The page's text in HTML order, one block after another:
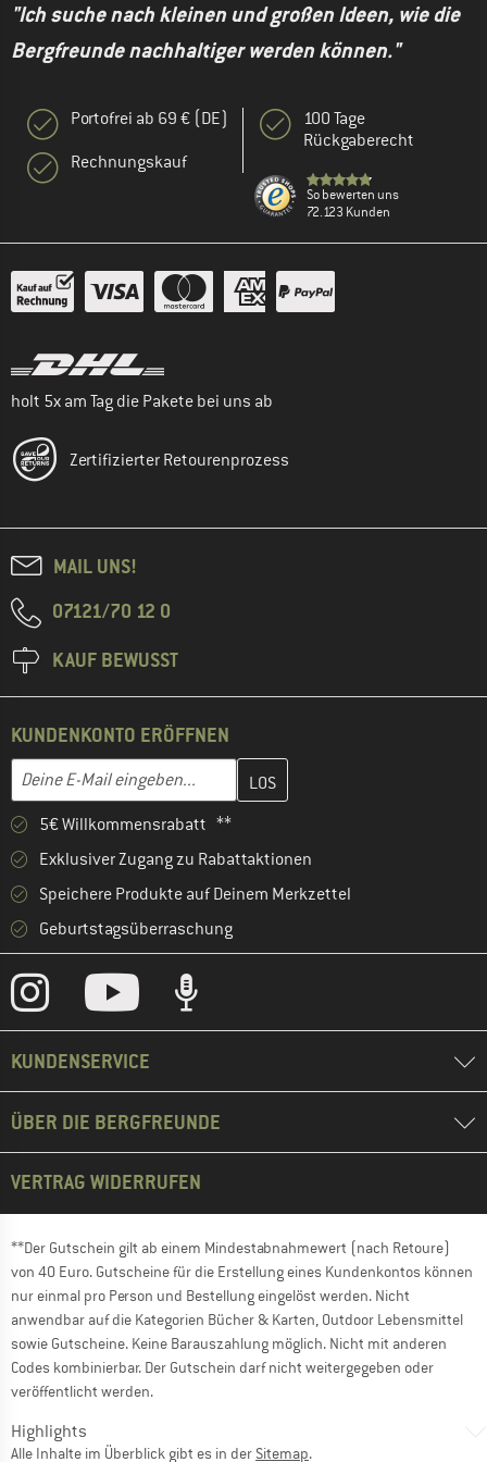
"Ich suche nach kleinen und großen Ideen, wie die
Bergfreunde nachhaltiger werden können."
Portofrei ab 69 € (DE)
Rechnungskauf
100 Tage
Rückgaberecht
So bewerten uns
72.123 Kunden
holt 5x am Tag die Pakete bei uns ab
Zertifizierter Retourenprozess
MAIL UNS!
07121/70 12 0
KAUF BEWUSST
KUNDENKONTO ERÖFFNEN
E-Mail-Adresse
Gib hier deine E-Mail-Adresse ein und erstelle im nächsten
5€ Willkommensrabatt **
Exklusiver Zugang zu Rabattaktionen
Speichere Produkte auf Deinem Merkzettel
Geburtstagsüberraschung
KUNDENSERVICE
ÜBER DIE BERGFREUNDE
VERTRAG WIDERRUFEN
**Der Gutschein gilt ab einem Mindestabnahmewert (nach Retoure)
von 40 Euro. Gutscheine für die Erstellung eines Kundenkontos können
nur einmal pro Person und Bestellung eingelöst werden. Nicht
anwendbar auf die Kategorien Bücher & Karten, Outdoor Lebensmittel
sowie Gutscheine. Keine Barauszahlung möglich. Nicht mit anderen
Codes kombinierbar. Der Gutschein darf nicht weitergegeben oder
veröffentlicht werden.
Highlights
Alle Inhalte im Überblick gibt es in der Sitemap.